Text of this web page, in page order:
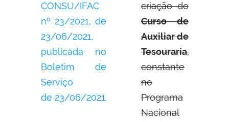
CONSU/IFAC
nº 23/2021, de
23/06/2021,
publicada no
Boletim de
Serviço
de 23/06/2021.
criação do
Curso de
Auxiliar de
Tesouraria,
constante
no
Programa
Nacional